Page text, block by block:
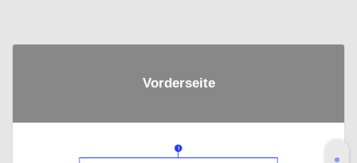
Vorderseite